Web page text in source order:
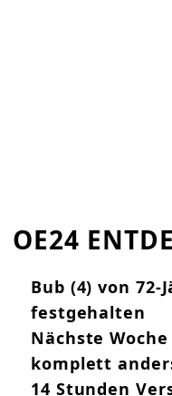
OE24
Bub (4) von 72-
festgehalten
Nächste
komplett
14 Stunden